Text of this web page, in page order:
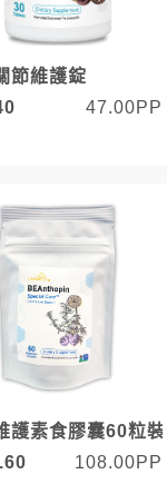
節維護錠
47.00PP
護素食膠囊60粒裝
108.00PP